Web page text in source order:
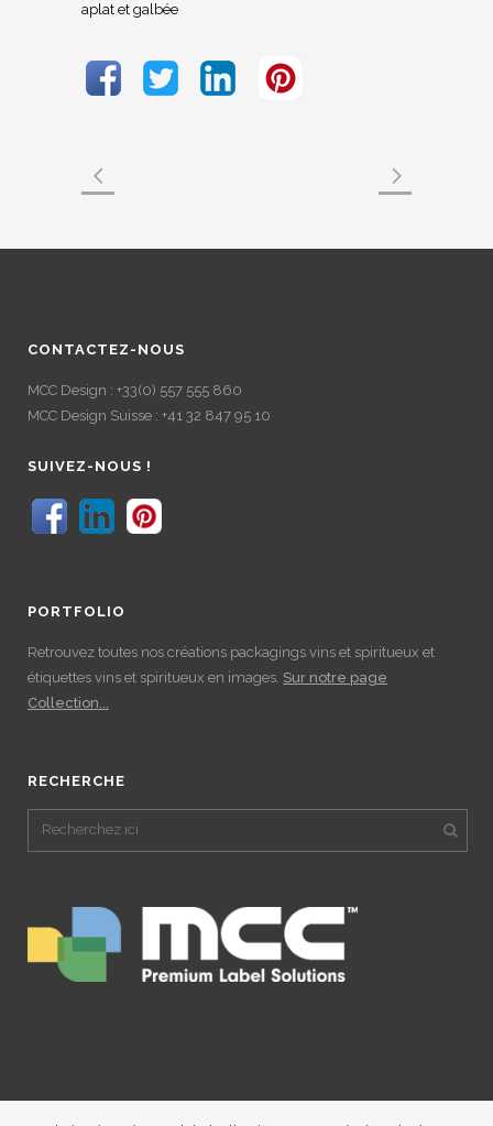
aplat et galbée
CONTACTEZ-NOUS
MCC Design : +33(0) 557 555 860
MCC Design Suisse : +41 32 847 95 10
SUIVEZ-NOUS !
PORTFOLIO
Retrouvez toutes nos créations packagings vins et spiritueux et
étiquettes vins et spiritueux en images. Sur notre page
Collection...
RECHERCHE